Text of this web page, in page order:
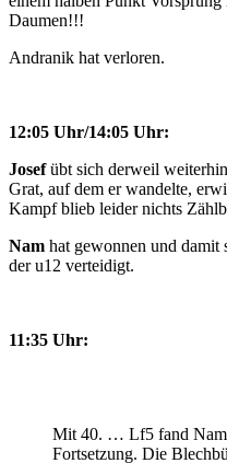
Daumen!!!
Andranik hat verloren.
12:05 Uhr/14:05 Uhr:
Josefübt sich derweil
Grat, auf dem er wandelte,
Kampf blieb leider nichts
Nam hat gewonnen und damit
der u12 verteidigt.
11:35 Uhr:
Mit 40. … Lf5 fand Nam
Fortsetzung. Die